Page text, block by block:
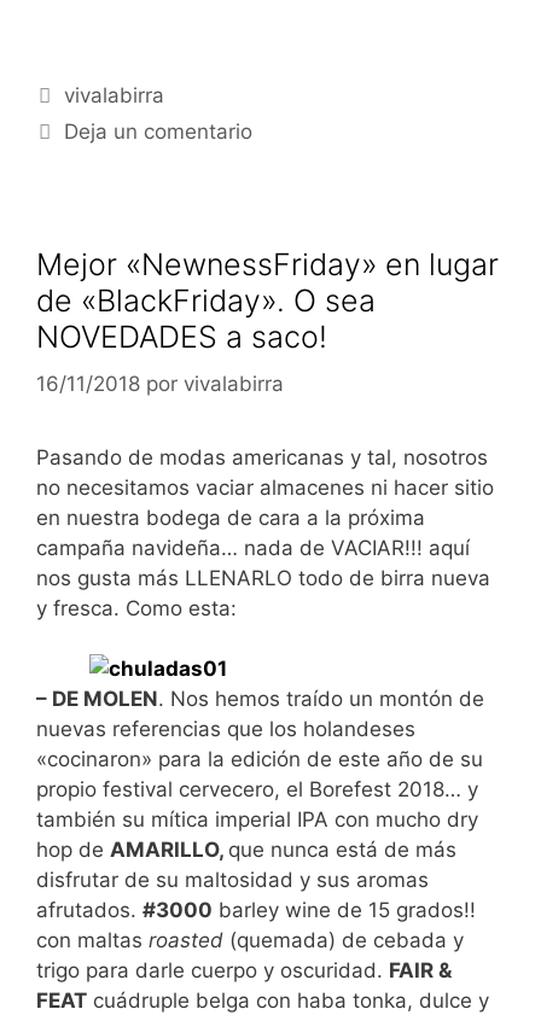
Categorías
vivalabirra
Deja un comentario
Mejor «NewnessFriday» en lugar
de «BlackFriday». O sea
NOVEDADES a saco!
16/11/2018 por vivalabirra
Pasando de modas americanas y tal, nosotros
no necesitamos vaciar almacenes ni hacer sitio
en nuestra bodega de cara a la próxima
campaña navideña… nada de VACIAR!!! aquí
nos gusta más LLENARLO todo de birra nueva
y fresca. Como esta:
– DE MOLEN. Nos hemos traído un montón de
nuevas referencias que los holandeses
«cocinaron» para la edición de este año de su
propio festival cervecero, el Borefest 2018… y
también su mítica imperial IPA con mucho dry
hop de AMARILLO, que nunca está de más
disfrutar de su maltosidad y sus aromas
afrutados. #3000 barley wine de 15 grados!!
con maltas roasted (quemada) de cebada y
trigo para darle cuerpo y oscuridad. FAIR &
FEAT cuádruple belga con haba tonka, dulce y